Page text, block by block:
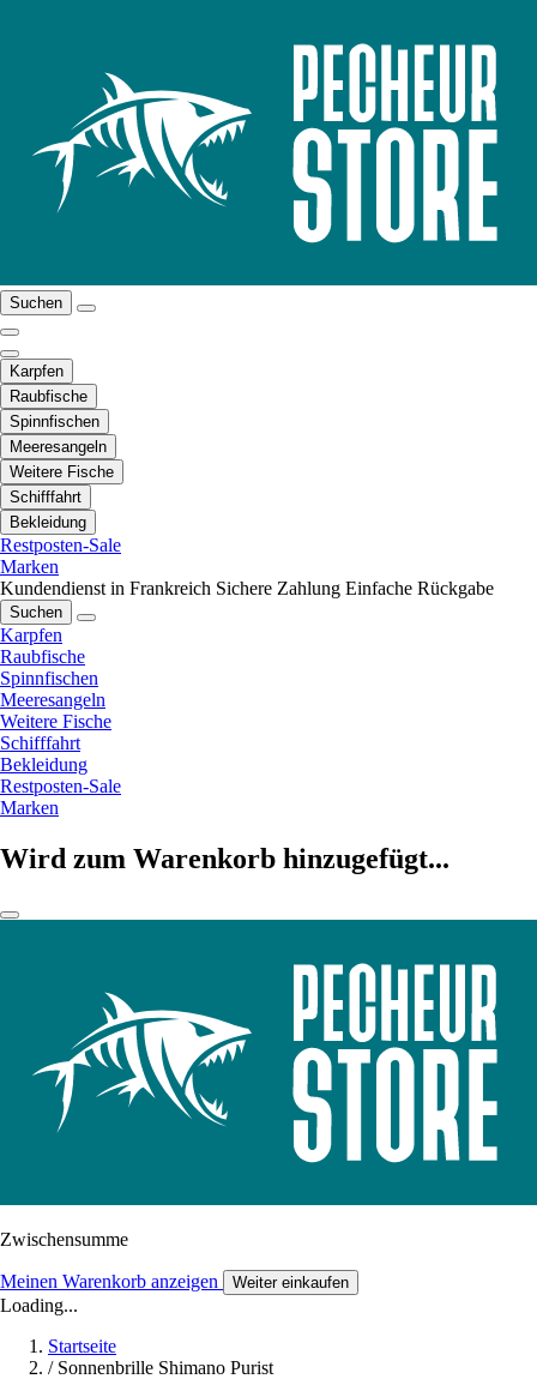
Suchen
Karpfen
Raubfische
Spinnfischen
Meeresangeln
Weitere Fische
Schifffahrt
Bekleidung
Restposten-Sale
Marken
Kundendienst in Frankreich Sichere Zahlung Einfache Rückgabe
Suchen
Karpfen
Raubfische
Spinnfischen
Meeresangeln
Weitere Fische
Schifffahrt
Bekleidung
Restposten-Sale
Marken
Wird zum Warenkorb hinzugefügt...
Zwischensumme
Meinen Warenkorb anzeigen Weiter einkaufen
Loading...
Startseite
/ Sonnenbrille Shimano Purist